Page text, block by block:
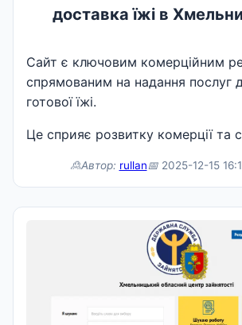
доставка їжі в
Сайт є ключовим комерційним
спрямованим на надання послуг
готової їжі.
Це сприяє розвитку комерції та
🙎Автор: rullan📅2025-12-15